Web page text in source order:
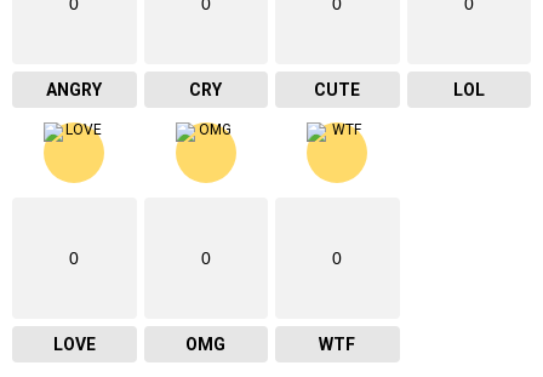
0
ANGRY
0
CRY
0
CUTE
0
LOL
0
LOVE
0
OMG
0
WTF